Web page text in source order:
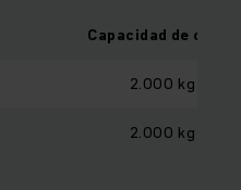
Capacidad de carga
2.000 kg
2.000 kg